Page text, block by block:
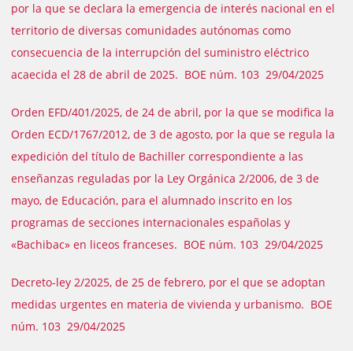
por la que se declara la emergencia de interés nacional en el
territorio de diversas comunidades autónomas como
consecuencia de la interrupción del suministro eléctrico
acaecida el 28 de abril de 2025. BOE núm. 103 29/04/2025
Orden EFD/401/2025, de 24 de abril, por la que se modifica la
Orden ECD/1767/2012, de 3 de agosto, por la que se regula la
expedición del título de Bachiller correspondiente a las
enseñanzas reguladas por la Ley Orgánica 2/2006, de 3 de
mayo, de Educación, para el alumnado inscrito en los
programas de secciones internacionales españolas y
«Bachibac» en liceos franceses. BOE núm. 103 29/04/2025
Decreto-ley 2/2025, de 25 de febrero, por el que se adoptan
medidas urgentes en materia de vivienda y urbanismo. BOE
núm. 103 29/04/2025